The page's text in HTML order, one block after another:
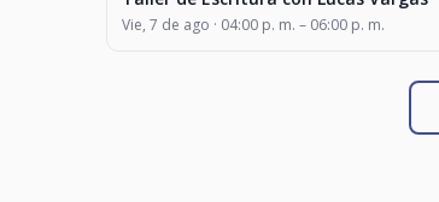
Vie, 7 de ago · 04:00 p. m. – 06:00 p. m.